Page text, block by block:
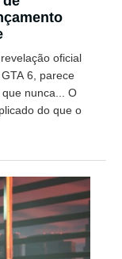
oficial
6, parece
nunca... O
do que o